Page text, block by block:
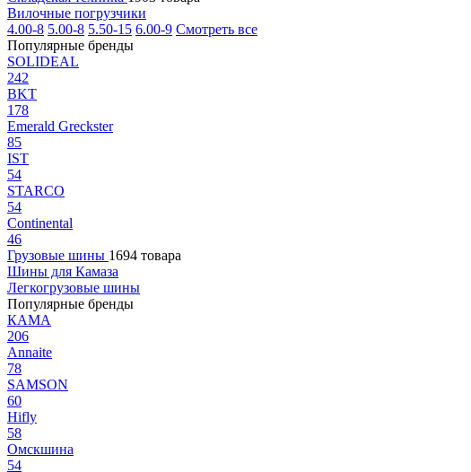
Вилочные погрузчики
4.00-8 5.00-8 5.50-15 6.00-9 Смотреть все
Популярные бренды
SOLIDEAL
242
BKT
178
Emerald Greckster
85
IST
54
STARCO
54
Continental
46
Грузовые шины 1694 товара
Шины для Камаза
Легкогрузовые шины
Популярные бренды
КАМА
206
Annaite
78
SAMSON
60
Hifly
58
Омскшина
54